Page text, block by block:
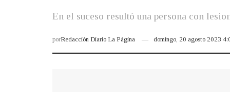
En el suceso resultó una persona con
porRedacción Diario La Página domingo, 20 agosto 2023